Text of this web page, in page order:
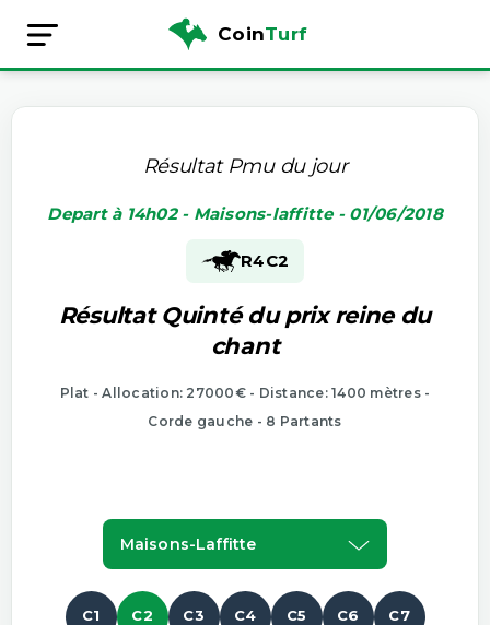
CoinTurf
Résultat Pmu du jour
Depart à 14h02 - Maisons-laffitte - 01/06/2018
R4C2
Résultat Quinté du prix reine du
chant
Plat - Allocation: 27000€ - Distance: 1400 mètres -
Corde gauche - 8 Partants
Maisons-Laffitte
C1 C2 C3 C4 C5 C6 C7